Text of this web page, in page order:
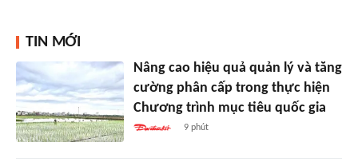
TIN MỚI
Nâng cao hiệu quả quản lý và tăng
cường phân cấp trong thực hiện
Chương trình mục tiêu quốc gia
9 phút